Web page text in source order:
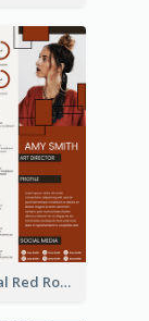
Professional Red Rouge Resume